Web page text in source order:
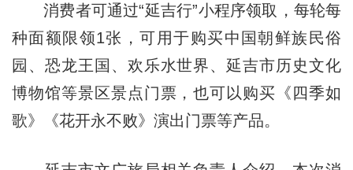
消费者可通过“延吉行”小程序领取，每轮每
种面额限领1张，可用于购买中国朝鲜族民俗
园、恐龙王国、欢乐水世界、延吉市历史文化
博物馆等景区景点门票，也可以购买《四季如
歌》《花开永不败》演出门票等产品。